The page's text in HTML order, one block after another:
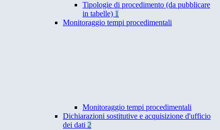
Tipologie di procedimento (da pubblicare
in tabelle) 1
Monitoraggio tempi procedimentali
Monitoraggio tempi procedimentali
Dichiarazioni sostitutive e acquisizione d'ufficio
dei dati 2